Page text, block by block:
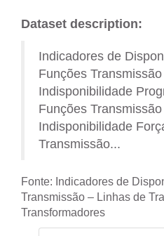
Dataset description:
Indicadores de
Funções
Indisponibilidade
Funções
Indisponibilidade
Transmissão...
Fonte: Indicadores de
Transmissão – Linhas de
Transformadores